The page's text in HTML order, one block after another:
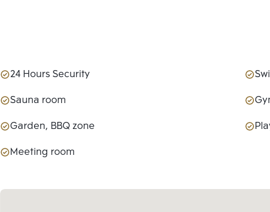
24 Hours Security
Sauna room
Garden, BBQ zone
Meeting room